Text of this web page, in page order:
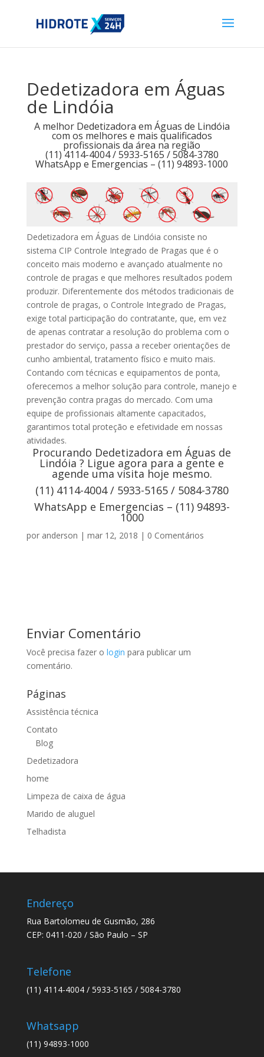
Dedetizadora em Águas
de Lindóia
A melhor Dedetizadora em Águas de Lindóia
com os melhores e mais qualificados
profissionais da área na região
(11) 4114-4004 / 5933-5165 / 5084-3780
WhatsApp e Emergencias – (11) 94893-1000
Dedetizadora em Águas de Lindóia consiste no
sistema CIP Controle Integrado de Pragas que é o
conceito mais moderno e avançado atualmente no
controle de pragas e que melhores resultados podem
produzir. Diferentemente dos métodos tradicionais de
controle de pragas, o Controle Integrado de Pragas,
exige total participação do contratante, que, em vez
de apenas contratar a resolução do problema com o
prestador do serviço, passa a receber orientações de
cunho ambiental, tratamento físico e muito mais.
Contando com técnicas e equipamentos de ponta,
oferecemos a melhor solução para controle, manejo e
prevenção contra pragas do mercado. Com uma
equipe de profissionais altamente capacitados,
garantimos total proteção e efetividade em nossas
atividades.
Procurando Dedetizadora em Águas de
Lindóia ? Ligue agora para a gente e
agende uma visita hoje mesmo.
(11) 4114-4004 / 5933-5165 / 5084-3780
WhatsApp e Emergencias – (11) 94893-
1000
por anderson | mar 12, 2018 | 0 Comentários
Enviar Comentário
Você precisa fazer o login para publicar um
comentário.
Páginas
Assistência técnica
Contato
Blog
Dedetizadora
home
Limpeza de caixa de água
Marido de aluguel
Telhadista
Endereço
Rua Bartolomeu de Gusmão, 286
CEP: 0411-020 / São Paulo – SP
Telefone
(11) 4114-4004 / 5933-5165 / 5084-3780
Whatsapp
(11) 94893-1000